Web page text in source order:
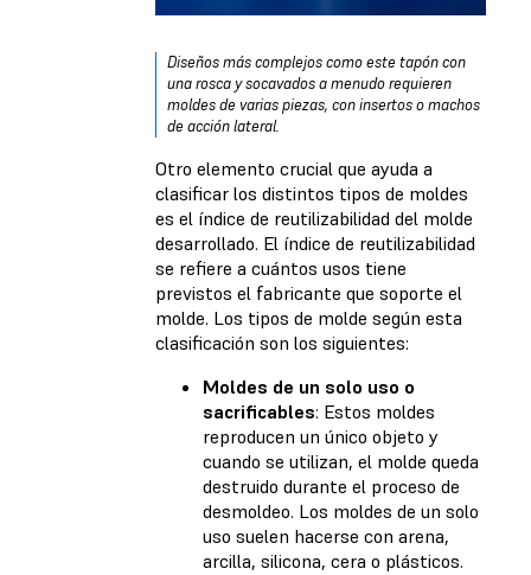
Diseños más complejos como este tapón con
una rosca y socavados a menudo requieren
moldes de varias piezas, con insertos o machos
de acción lateral.
Otro elemento crucial que ayuda a
clasificar los distintos tipos de moldes
es el índice de reutilizabilidad del molde
desarrollado. El índice de reutilizabilidad
se refiere a cuántos usos tiene
previstos el fabricante que soporte el
molde. Los tipos de molde según esta
clasificación son los siguientes:
Moldes de un solo uso o
sacrificables: Estos moldes
reproducen un único objeto y
cuando se utilizan, el molde queda
destruido durante el proceso de
desmoldeo. Los moldes de un solo
uso suelen hacerse con arena,
arcilla, silicona, cera o plásticos.